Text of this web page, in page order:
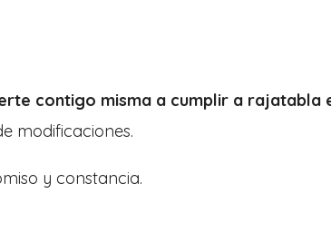
contigo misma a cumplir a rajatabla
modificaciones.
y constancia.